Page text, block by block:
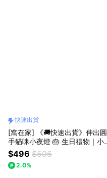
快速出貨
[窩在家] 《🚚快速出貨》伸出圓
手貓咪小夜燈 🎂 生日禮物｜小
夜燈｜床頭燈｜辦公室｜療癒｜
實用｜同事｜上班族｜貓奴｜女
生禮物｜獅子座｜七夕禮物｜禮
$496 $596
2.0%